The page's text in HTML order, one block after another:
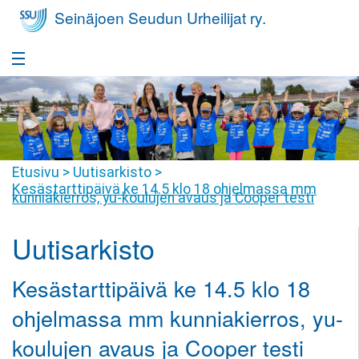
Seinäjoen Seudun Urheilijat ry.
Etusivu
Seura Takaisin
Seura
Seurafaktat
Jäsenyys
Tiimit
Seuravaatteet
Yleisurheilukoulu Takaisin
Yleisurheilukoulu
polku
Yleisurheilukoulu
Pikkumehiläiset
Yleisurheilukoulu
Takaisin
Nuorisovalmennus
polku
SSU
Juniorit
Huippu-urheilu Takaisin
Huippu-
urheilu
Kilpailutoiminta Takaisin
Kilpailutoiminta
Joukkuevalinnat
Seuraennätykset Takaisin
Etusivu > Uutisarkisto >
Kesästarttipäivä ke 14.5 klo 18 ohjelmassa mm
kunniakierros, yu-koulujen avaus ja Cooper testi
Uutisarkisto
Kesästarttipäivä ke 14.5 klo 18
ohjelmassa mm kunniakierros, yu-
koulujen avaus ja Cooper testi